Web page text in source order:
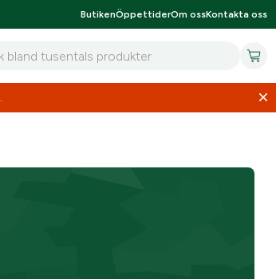
ButikenÖppettiderOm ossKontakta oss